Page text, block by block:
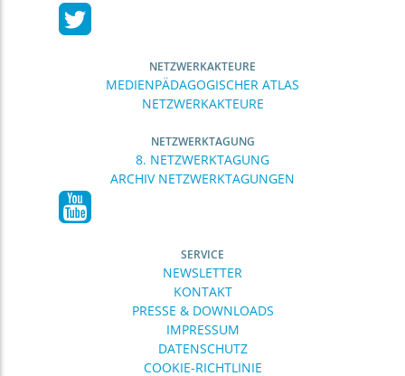
NETZWERKAKTEURE
MEDIENPÄDAGOGISCHER ATLAS
NETZWERKAKTEURE
NETZWERKTAGUNG
8. NETZWERKTAGUNG
ARCHIV NETZWERKTAGUNGEN
SERVICE
NEWSLETTER
KONTAKT
PRESSE & DOWNLOADS
IMPRESSUM
DATENSCHUTZ
COOKIE-RICHTLINIE